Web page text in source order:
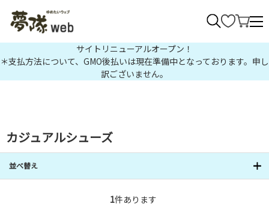
サイトリニューアルオープン！
＊支払方法について、GMO後払いは現在準備中となっております。申し
訳ございません。
カジュアルシューズ
並べ替え
1件あります